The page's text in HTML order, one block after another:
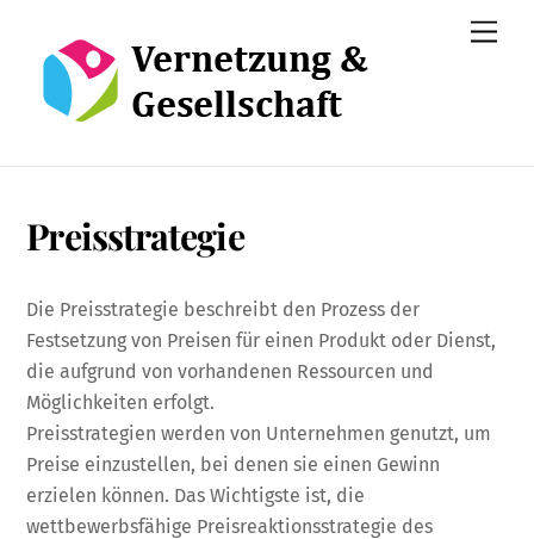
content
Preisstrategie
Die Preisstrategie beschreibt den Prozess der
Festsetzung von Preisen für einen Produkt oder Dienst,
die aufgrund von vorhandenen Ressourcen und
Möglichkeiten erfolgt.
Preisstrategien werden von Unternehmen genutzt, um
Preise einzustellen, bei denen sie einen Gewinn
erzielen können. Das Wichtigste ist, die
wettbewerbsfähige Preisreaktionsstrategie des